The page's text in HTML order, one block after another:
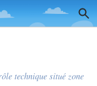
technique situé zone